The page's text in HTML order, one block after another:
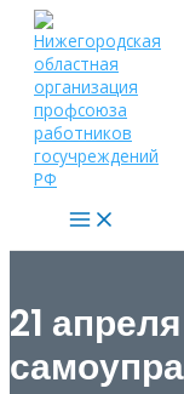
Перейти
содержимому
Main
Menu
21